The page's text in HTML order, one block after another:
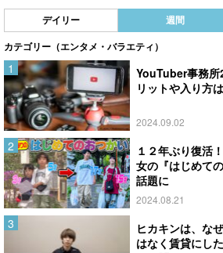
デイリー 週間
カテゴリー（エンタメ・バラエティ）
YouTuber事務
リットや入り方
2024.09.02
１２年ぶり復活
女の『はじめて
話題に
2024.08.21
ヒカキンは、な
はなく賃貸にし